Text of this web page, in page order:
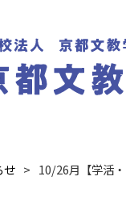
せ 10/26月【学活